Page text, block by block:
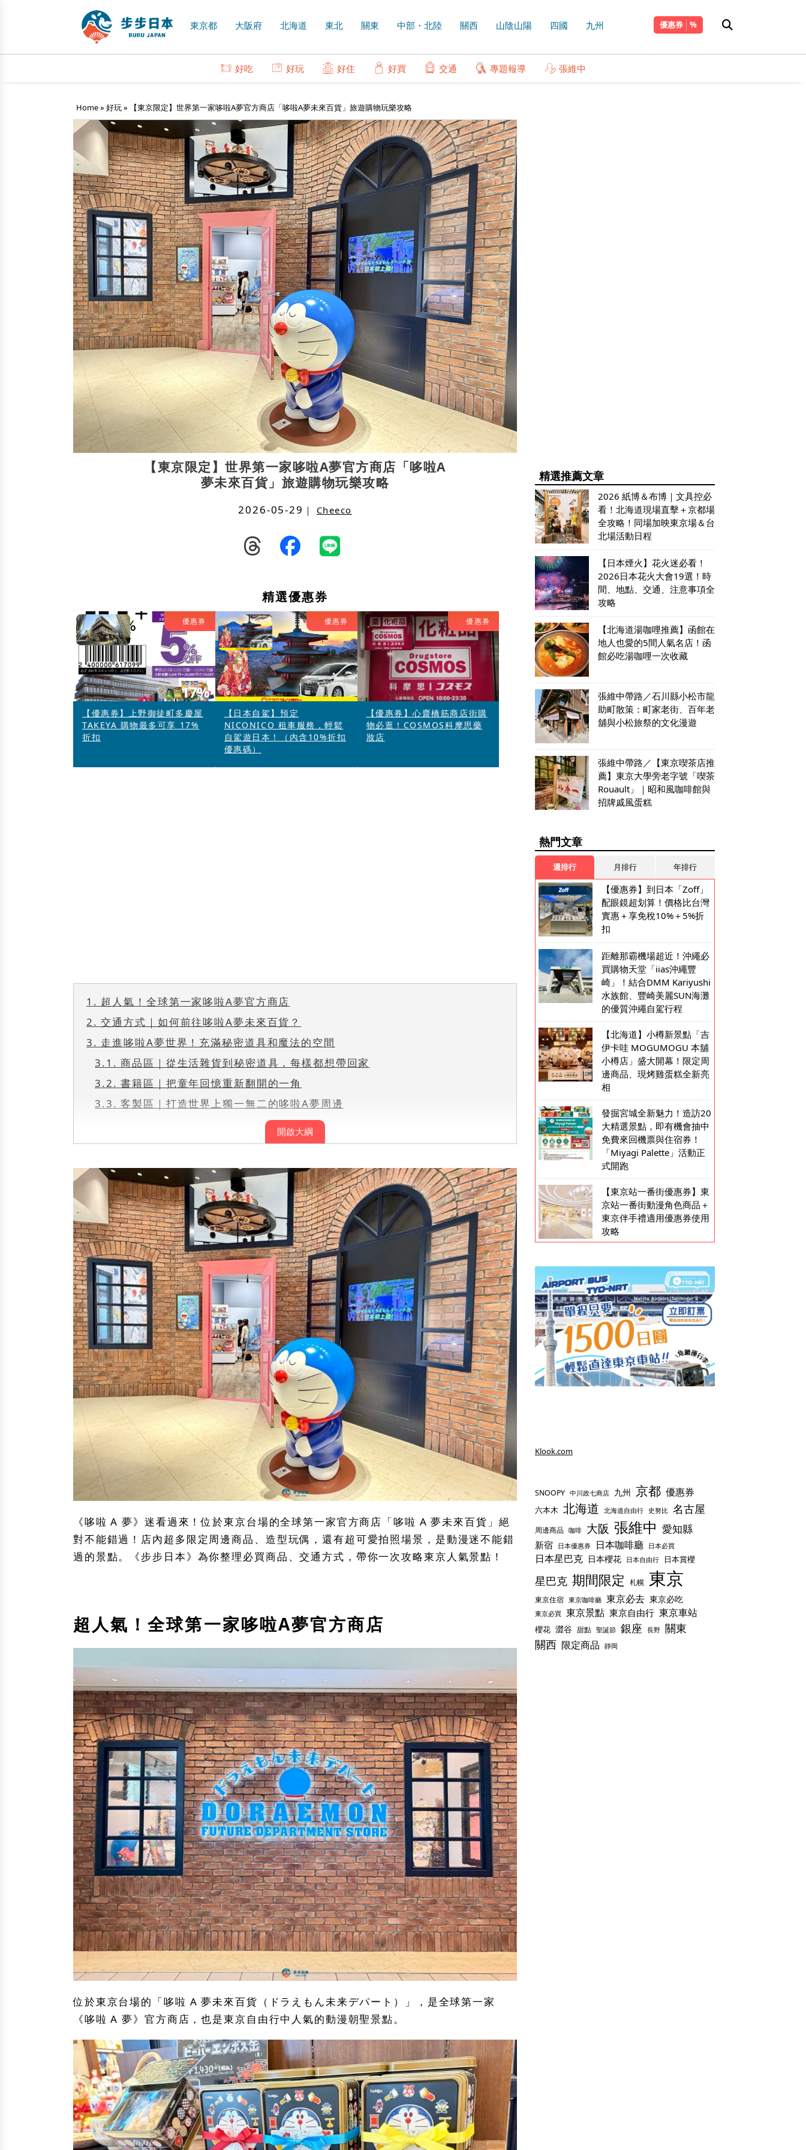
東京都 大阪府 北海道 東北 關東 中部・北陸 關西 山陰山陽 四國 九州 優惠券
好吃 好玩 好住 好買 交通 專題報導 張維中
Home» 好玩» 【東京限定】世界第一家哆啦A夢官方商店「哆啦A夢未來百貨」旅遊購物玩樂攻略
【東京限定】世界第一家哆啦A夢官方商店「哆啦A
夢未來百貨」旅遊購物玩樂攻略
2026-05-29 ｜ Cheeco
精選優惠券
17%
優惠券
【優惠券】上野御徒町多慶屋
TAKEYA 購物最多可享 17%
折扣
優惠券
【日本自駕】預定
NICONICO 租車服務，輕鬆
自駕遊日本！（內含10%折扣
優惠碼）
優惠券
【優惠券】心齋橋筋商店街購
物必逛！COSMOS科摩思藥
妝店
開啟大綱
1. 超人氣！全球第一家哆啦A夢官方商店
2. 交通方式｜如何前往哆啦A夢未來百貨？
3. 走進哆啦A夢世界！充滿秘密道具和魔法的空間
3.1. 商品區｜從生活雜貨到秘密道具，每樣都想帶回家
3.2. 書籍區｜把童年回憶重新翻開的一角
3.3. 客製區｜打造世界上獨一無二的哆啦A夢周邊
《哆啦 A 夢》迷看過來！位於東京台場的全球第一家官方商店「哆啦 A 夢未來百貨」絕
對不能錯過！店內超多限定周邊商品、造型玩偶，還有超可愛拍照場景，是動漫迷不能錯
過的景點。《步步日本》為你整理必買商品、交通方式，帶你一次攻略東京人氣景點！
超人氣！全球第一家哆啦A夢官方商店
位於東京台場的「哆啦 A 夢未來百貨（ドラえもん未来デパート）」，是全球第一家
《哆啦 A 夢》官方商店，也是東京自由行中人氣的動漫朝聖景點。
精選推薦文章
2026 紙博＆布博｜文具控必
看！北海道現場直擊＋京都場
全攻略！同場加映東京場＆台
北場活動日程
【日本煙火】花火迷必看！
2026日本花火大會19選！時
間、地點、交通、注意事項全
攻略
【北海道湯咖哩推薦】函館在
地人也愛的5間人氣名店！函
館必吃湯咖哩一次收藏
張維中帶路／石川縣小松市龍
助町散策：町家老街、百年老
舖與小松旅祭的文化漫遊
張維中帶路／【東京喫茶店推
薦】東京大學旁老字號「喫茶
Rouault」｜昭和風咖啡館與
招牌戚風蛋糕
熱門文章
週排行 月排行 年排行
【優惠券】到日本「Zoff」
配眼鏡超划算！價格比台灣
實惠＋享免稅10%＋5%折
扣
距離那霸機場超近！沖繩必
買購物天堂「iias沖繩豐
崎」！結合DMM Kariyushi
水族館、豐崎美麗SUN海灘
的優質沖繩自駕行程
【北海道】小樽新景點「吉
伊卡哇 MOGUMOGU 本舖
小樽店」盛大開幕！限定周
邊商品、現烤雞蛋糕全新亮
相
發掘宮城全新魅力！造訪20
大精選景點，即有機會抽中
免費來回機票與住宿券！
「Miyagi Palette」活動正
式開跑
【東京站一番街優惠券】東
京站一番街動漫角色商品＋
東京伴手禮適用優惠券使用
攻略
Klook.com
SNOOPY 中川政七商店 九州 京都 優惠券
六本木 北海道 北海道自由行 史努比 名古屋
周邊商品 咖啡 大阪 張維中 愛知縣
新宿 日本優惠券 日本咖啡廳 日本必買
日本星巴克 日本櫻花 日本自由行 日本賞櫻
星巴克 期間限定 札幌 東京
東京住宿 東京咖啡廳 東京必去 東京必吃
東京必買 東京景點 東京自由行 東京車站
櫻花 澀谷 甜點 聖誕節 銀座 長野 關東
關西 限定商品 靜岡